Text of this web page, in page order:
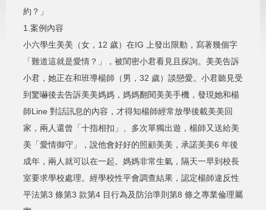
約？」
1.案例內容
小六學生美美（女，12 歲）在IG 上發出限動，寫著幾個字
「難道這就是愛情？」，被閨密小君看見且探詢。美美告訴
小君，她正在和班導楊師（男，32 歲）談戀愛。小君聽見受
到驚嚇後去告訴美美媽媽，媽媽翻閱美美手機，發現她和楊
師Line 對話訊息的內容，才得知楊師經常放學後載美美回
家，兩人還曾「十指相扣」、多次單獨出遊，楊師又送給美
美「愛情御守」，說他會好好的照顧美美，承諾美美6 年後
成年，兩人就可以在一起。媽媽非常生氣，隔天一早到校長
室要求學校處理。經學校性平會調查結果，認定楊師違反性
平法第3 條第3 款第4 目行為及防治準則第8 條之專業倫理屬